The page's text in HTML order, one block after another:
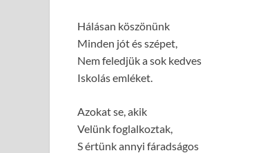
Hálásan köszönünk
Minden jót és szépet,
Nem feledjük a sok kedves
Iskolás emléket.
Azokat se, akik
Velünk foglalkoztak,
S értünk annyi fáradságos